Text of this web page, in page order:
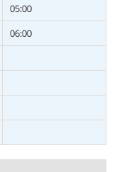
05:00
06:00